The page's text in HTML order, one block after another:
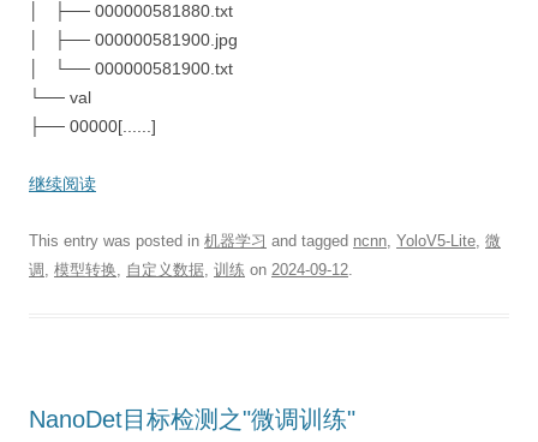
│ ├── 000000581880.txt
│ ├── 000000581900.jpg
│ └── 000000581900.txt
└── val
├── 00000[......]
继续阅读
This entry was posted in 机器学习 and tagged ncnn, YoloV5-Lite, 微
调 , 模型转换, 自定义数据, 训练 on 2024-09-12.
NanoDet目标检测之"微调训练"